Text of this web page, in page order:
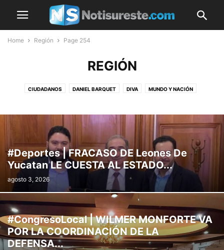
Home Región Page 254
REGIÓN
CIUDADANOS DANIEL BARQUET DIVA MUNDO Y NACIÓN
#Deportes | FRACASO DE Leones De
Yucatan LE CUESTA AL ESTADO...
agosto 3, 2026
#CongresoLocal | WILMER MONFORTE VA
POR LA COORDINACIÓN DE LA
DEFENSA...